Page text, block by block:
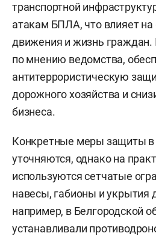
транспортной
атакам БПЛА, что влияет на
движения и жизнь граждан.
по мнению ведомства,
антитеррористическую
дорожного хозяйства и
бизнеса.
Конкретные меры защиты в
уточняются, однако на
используются сетчатые
навесы, габионы и укрытия
например, в Белгородской
устанавливали